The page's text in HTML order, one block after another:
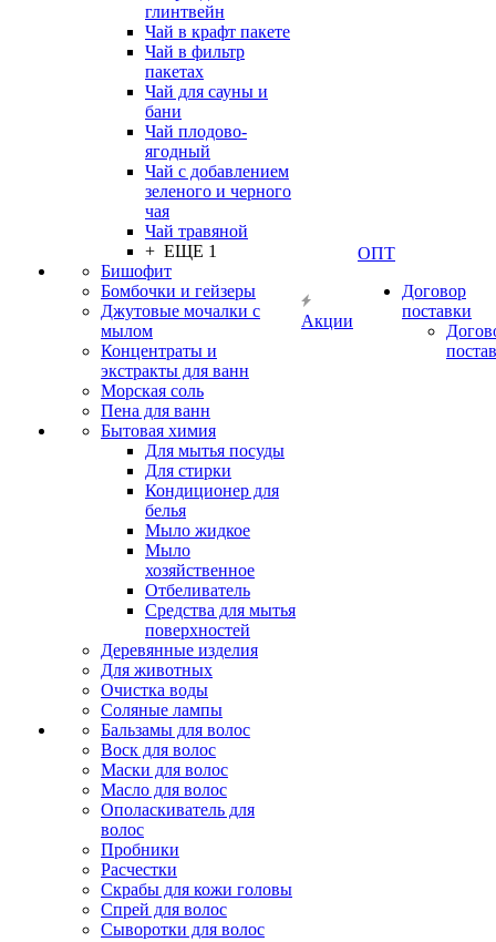
глинтвейн
Чай в крафт пакете
Чай в фильтр
пакетах
Чай для сауны и
бани
Чай плодово-
ягодный
Чай с добавлением
зеленого и черного
чая
Чай травяной
+ ЕЩЕ 1
Бишофит
Бомбочки и гейзеры
Джутовые мочалки с
мылом
Концентраты и
экстракты для ванн
Морская соль
Пена для ванн
Бытовая химия
Для мытья посуды
Для стирки
Кондиционер для
белья
Мыло жидкое
Мыло
хозяйственное
Отбеливатель
Средства для мытья
поверхностей
Деревянные изделия
Для животных
Очистка воды
Соляные лампы
Бальзамы для волос
Воск для волос
Маски для волос
Масло для волос
Ополаскиватель для
волос
Пробники
Расчестки
Скрабы для кожи головы
Спрей для волос
Сыворотки для волос
Акции
ОПТ
Договор
поставки